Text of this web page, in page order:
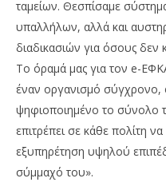
ταμείων. Θεσπίσαμε
υπαλλήλων, αλλά και
διαδικασιών για όσους
Το όραμά μας για τον e-
έναν οργανισμό σύγχρονο,
ψηφιοποιημένο το σύνολο
επιτρέπει σε κάθε πολίτη
εξυπηρέτηση υψηλού
σύμμαχό του».